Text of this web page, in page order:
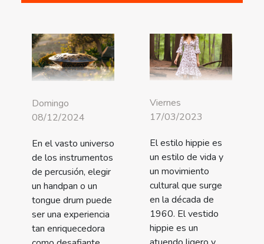
Domingo
08/12/2024
En el vasto universo
de los instrumentos
de percusión, elegir
un handpan o un
tongue drum puede
ser una experiencia
tan enriquecedora
Viernes
17/03/2023
El estilo hippie es
un estilo de vida y
un movimiento
cultural que surge
en la década de
1960. El vestido
hippie es un